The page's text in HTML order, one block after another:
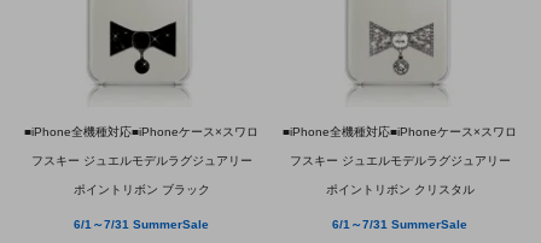
■iPhone全機種対応■iPhoneケース×スワロ
フスキー ジュエルモデルラグジュアリー
ポイントリボン ブラック
6/1～7/31 SummerSale
■iPhone全機種対応■iPhoneケース×スワロ
フスキー ジュエルモデルラグジュアリー
ポイントリボン クリスタル
6/1～7/31 SummerSale